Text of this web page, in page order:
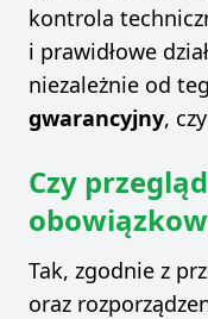
kontrola
i prawidłowe
niezależnie od
gwarancyjny, czy
Czy
Tak, zgodnie z
oraz